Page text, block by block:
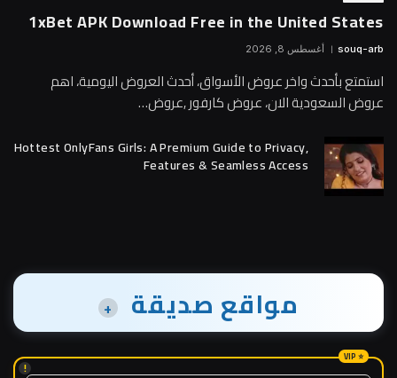
1xBet APK Download Free in the United States
souq-arb أغسطس 8, 2026
استمتع بأحدث واخر عروض الأسواق، أحدث العروض اليومية، اهم
عروض السعودية الان، عروض كارفور ,عروض…
Hottest OnlyFans Girls: A Premium Guide to Privacy,
Features & Seamless Access
مواقع صديقة +
!